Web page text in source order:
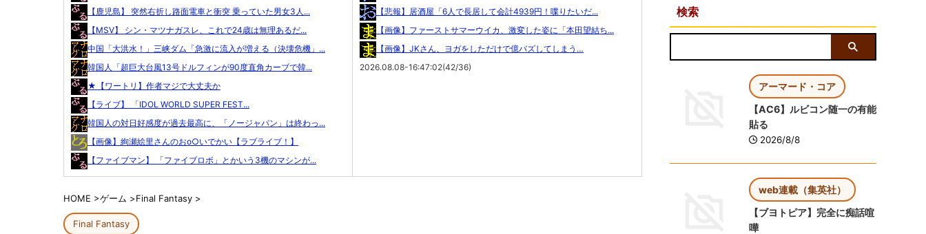
【鹿児島】 突然右折し路面電車と衝突 乗っていた男女3人...
【MSV】 シン・マツナガスレ、これで24歳は無理あるだ...
中国「大洪水！」三峡ダム「急激に流入が増える（決壊危機」...
韓国人「超巨大台風13号ドルフィンが90度直角カーブで韓...
★【ワートリ】作者マジで大丈夫か
【ライブ】 「IDOL WORLD SUPER FEST...
韓国人の対日好感度が過去最高に、「ノージャパン」は終わっ...
【画像】絢瀬絵里さんのおo○いでかい【ラブライブ！】
【ファイブマン】 「ファイブロボ」とかいう3機のマシンが...
【悲報】居酒屋「6人で長居して会計4939円！喋りたいだ...
【画像】ファーストサマーウイカ、激変した姿に「本田望結ち...
【画像】JKさん、ヨガをしただけで億バズしてしまう…
2026.08.08-16:47:02(42/36)
HOME >ゲーム >Final Fantasy >
Final Fantasy
検索
アーマード・コア
【AC6】ルビコン随一の有能
貼る
2026/8/8
web連載（集英社）
【ブヨトピア】完全に痴話喧
嘩